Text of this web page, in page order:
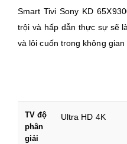
Smart Tivi Sony KD
trội và hấp dẫn thực sự sẽ
và lôi cuốn trong không gian
TV độ
phân
giải
Ultra HD 4K